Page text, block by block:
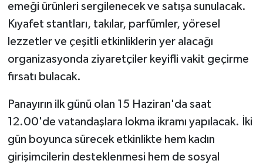
emeği ürünleri sergilenecek ve satışa sunulacak.
Kıyafet stantları, takılar, parfümler, yöresel
lezzetler ve çeşitli etkinliklerin yer alacağı
organizasyonda ziyaretçiler keyifli vakit geçirme
fırsatı bulacak.
Panayırın ilk günü olan 15 Haziran'da saat
12.00'de vatandaşlara lokma ikramı yapılacak. İki
gün boyunca sürecek etkinlikte hem kadın
girişimcilerin desteklenmesi hem de sosyal